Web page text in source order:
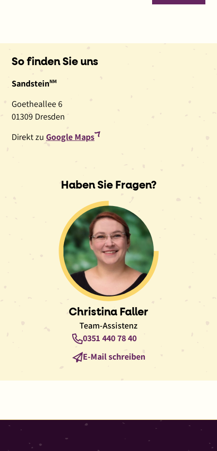
So finden Sie uns
SandsteinNM
Goetheallee 6
01309 Dresden
Direkt zu Google Maps(externer
neuem
Fenster)
Haben Sie Fragen?
Christina Faller
Team-Assistenz
Telefon
0351 440 78 40
E-
E-Mail schreiben